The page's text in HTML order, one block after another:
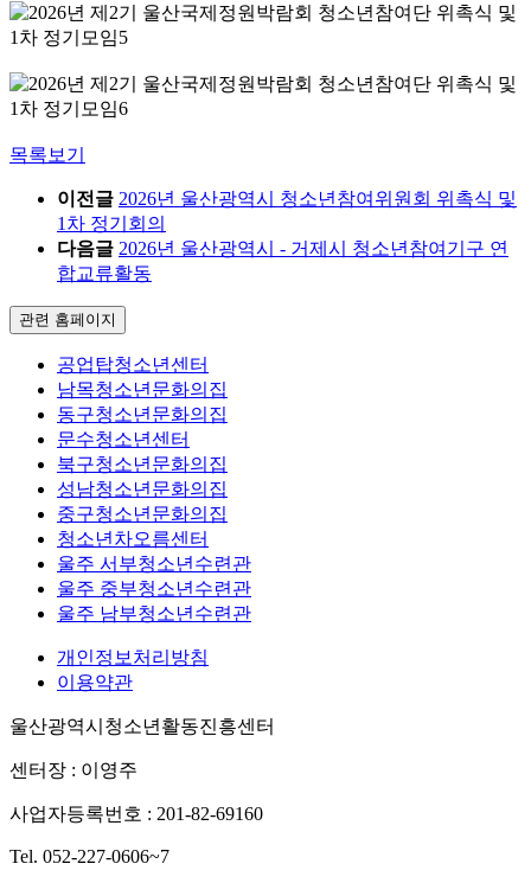
목록보기
이전글 2026년 울산광역시 청소년참여위원회 위촉식 및
1차 정기회의
다음글 2026년 울산광역시 - 거제시 청소년참여기구 연
합교류활동
관련 홈페이지
공업탑청소년센터
남목청소년문화의집
동구청소년문화의집
문수청소년센터
북구청소년문화의집
성남청소년문화의집
중구청소년문화의집
청소년차오름센터
울주 서부청소년수련관
울주 중부청소년수련관
울주 남부청소년수련관
개인정보처리방침
이용약관
울산광역시청소년활동진흥센터
센터장 : 이영주
사업자등록번호 : 201-82-69160
Tel. 052-227-0606~7